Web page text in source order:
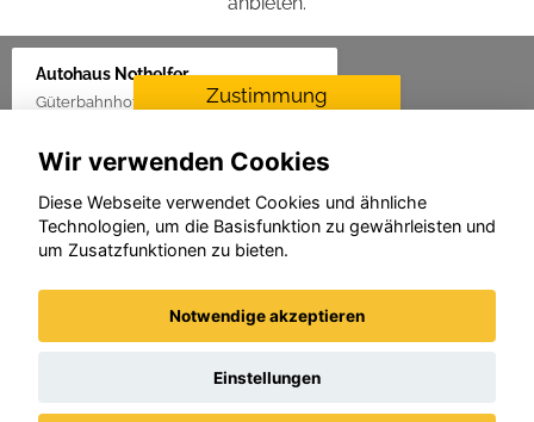
Autohaus Nothelfer
Güterbahnhof 2, 88416 Ochsenhausen
Zustimmung
Für die Aktivierung der
Navigationsdienste ist Ihre
Zustimmung zu den
Datenschutzrichtlinien vom
Zustimmen und
aktivieren
Wir verwenden Cookies
Diese Webseite verwendet Cookies und ähnliche
Technologien, um die Basisfunktion zu gewährleisten und
um Zusatzfunktionen zu bieten.
Notwendige akzeptieren
Einstellungen